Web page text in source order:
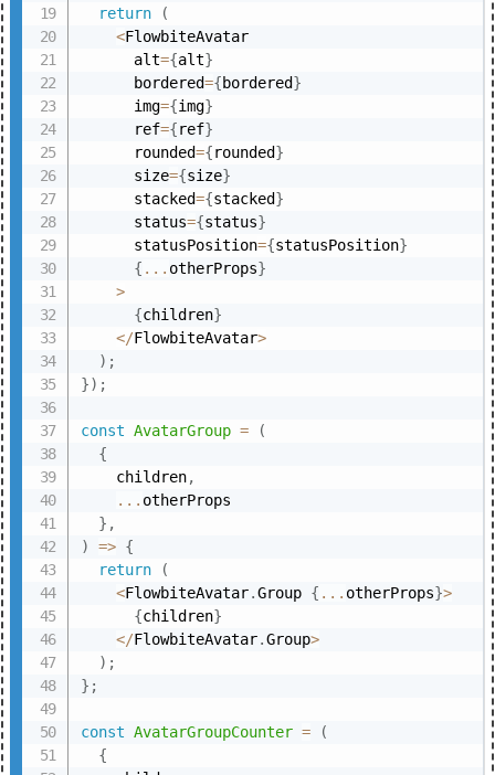
return
(
<FlowbiteAvatar
      alt
={alt}
      bordered
={bordered}
      img
={img}
      ref
={ref}
      rounded
={rounded}
      size
={size}
      stacked
={stacked}
      status
={status}
      statusPosition
={statusPosition}
{ ... otherProps}
>
{children}
</FlowbiteAvatar>
) ;
}) ;
const AvatarGroup =
(
{
    children
,
... otherProps
} ,
)
=> {
return
(
<FlowbiteAvatar.Group { ... otherProps}>
{children}
</FlowbiteAvatar.Group>
) ;
} ;
const AvatarGroupCounter =
(
{